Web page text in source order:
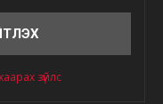
зүйлс